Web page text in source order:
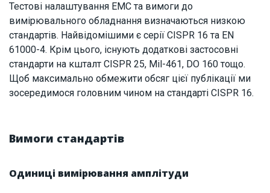
Тестові налаштування ЕМС та вимоги до
вимірювального обладнання визначаються низкою
стандартів. Найвідомішими є серії CISPR 16 та EN
61000-4. Крім цього, існують додаткові застосовні
стандарти на кшталт CISPR 25, Mil-461, DO 160 тощо.
Щоб максимально обмежити обсяг цієї публікації ми
зосередимося головним чином на стандарті CISPR 16.
Вимоги стандартів
Одиниці вимірювання амплітуди